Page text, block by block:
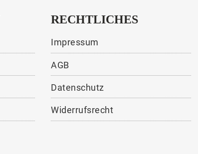
RECHTLICHES
Impressum
AGB
Datenschutz
Widerrufsrecht